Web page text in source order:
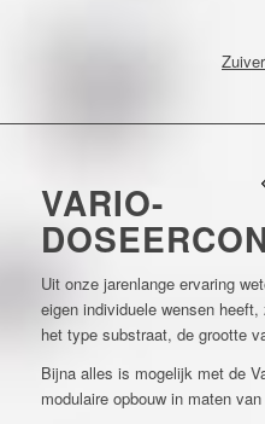
VARIO-
Uit onze jarenlange ervaring
eigen individuele wensen
het type substraat, de grootte
Bijna alles is mogelijk met de
modulaire opbouw in maten van